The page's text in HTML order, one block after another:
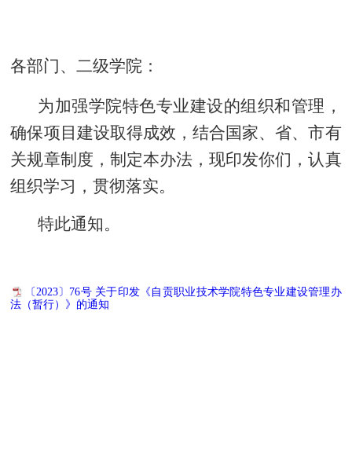
各部门、二级学院：
为加强学院特色专业建设的组织和管理，
确保项目建设取得成效，结合国家、省、市有
关规章制度，制定本办法，现印发你们，认真
组织学习，贯彻落实。
特此通知。
〔2023〕76号 关于印发《自贡职业技术学院特色专业建设管理办
法（暂行）》的通知